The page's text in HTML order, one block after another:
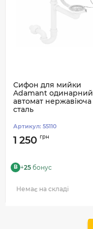
Сифон для мийки
Adamant одинарний
автомат нержавіюча
сталь
Артикул: 55110
1 250 грн
B +25 бонус
Немає на складі